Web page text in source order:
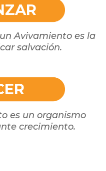
Avivamiento es la
salvación.
es un organismo
crecimiento.